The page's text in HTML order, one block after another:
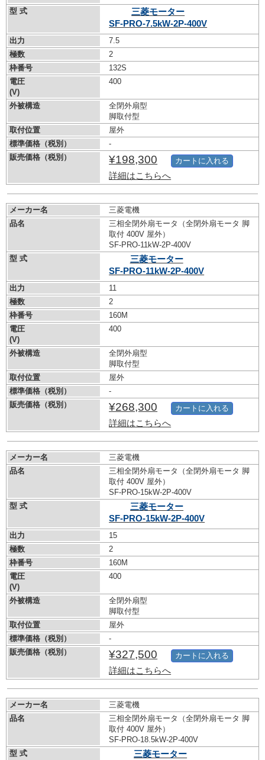
型 式
三菱モーター
SF-PRO-7.5kW-2P-400V
出力
7.5
極数
2
枠番号
132S
電圧
(V)
400
外被構造
全閉外扇型
脚取付型
取付位置
屋外
標準価格（税別）
-
販売価格（税別）
¥198,300
詳細はこちらへ
カートに入れる
メーカー名
三菱電機
品名
三相全閉外扇モータ（全閉外扇モータ 脚
取付 400V 屋外）
SF-PRO-11kW-2P-400V
型 式
三菱モーター
SF-PRO-11kW-2P-400V
出力
11
極数
2
枠番号
160M
電圧
(V)
400
外被構造
全閉外扇型
脚取付型
取付位置
屋外
標準価格（税別）
-
販売価格（税別）
¥268,300
詳細はこちらへ
カートに入れる
メーカー名
三菱電機
品名
三相全閉外扇モータ（全閉外扇モータ 脚
取付 400V 屋外）
SF-PRO-15kW-2P-400V
型 式
三菱モーター
SF-PRO-15kW-2P-400V
出力
15
極数
2
枠番号
160M
電圧
(V)
400
外被構造
全閉外扇型
脚取付型
取付位置
屋外
標準価格（税別）
-
販売価格（税別）
¥327,500
詳細はこちらへ
カートに入れる
メーカー名
三菱電機
品名
三相全閉外扇モータ（全閉外扇モータ 脚
取付 400V 屋外）
SF-PRO-18.5kW-2P-400V
型 式
三菱モーター